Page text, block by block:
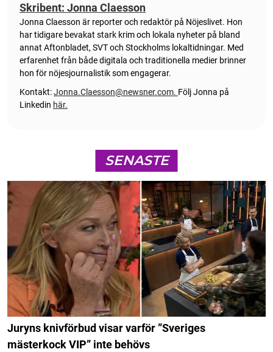
Skribent: Jonna Claesson
Jonna Claesson är reporter och redaktör på Nöjeslivet. Hon
har tidigare bevakat stark krim och lokala nyheter på bland
annat Aftonbladet, SVT och Stockholms lokaltidningar. Med
erfarenhet från både digitala och traditionella medier brinner
hon för nöjesjournalistik som engagerar.
Kontakt:Jonna.Claesson@newsner.com. Följ Jonna på
Linkedin här.
SENASTE
Juryns knivförbud visar varför ”Sveriges
mästerkock VIP” inte behövs